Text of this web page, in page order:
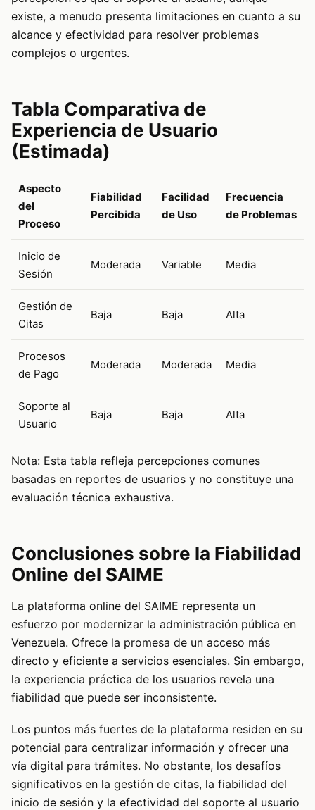
existe, a menudo presenta limitaciones en cuanto a su
alcance y efectividad para resolver problemas
complejos o urgentes.
Tabla Comparativa de
Experiencia de Usuario
(Estimada)
Aspecto
del
Proceso
Fiabilidad
Percibida
Facilidad
de Uso
Frecuencia
de Problemas
Inicio de
Sesión
Moderada Variable Media
Gestión de
Citas
Baja Baja Alta
Procesos
de Pago
Moderada Moderada Media
Soporte al
Usuario
Baja Baja Alta
Nota: Esta tabla refleja percepciones comunes
basadas en reportes de usuarios y no constituye una
evaluación técnica exhaustiva.
Conclusiones sobre la Fiabilidad
Online del SAIME
La plataforma online del SAIME representa un
esfuerzo por modernizar la administración pública en
Venezuela. Ofrece la promesa de un acceso más
directo y eficiente a servicios esenciales. Sin embargo,
la experiencia práctica de los usuarios revela una
fiabilidad que puede ser inconsistente.
Los puntos más fuertes de la plataforma residen en su
potencial para centralizar información y ofrecer una
vía digital para trámites. No obstante, los desafíos
significativos en la gestión de citas, la fiabilidad del
inicio de sesión y la efectividad del soporte al usuario